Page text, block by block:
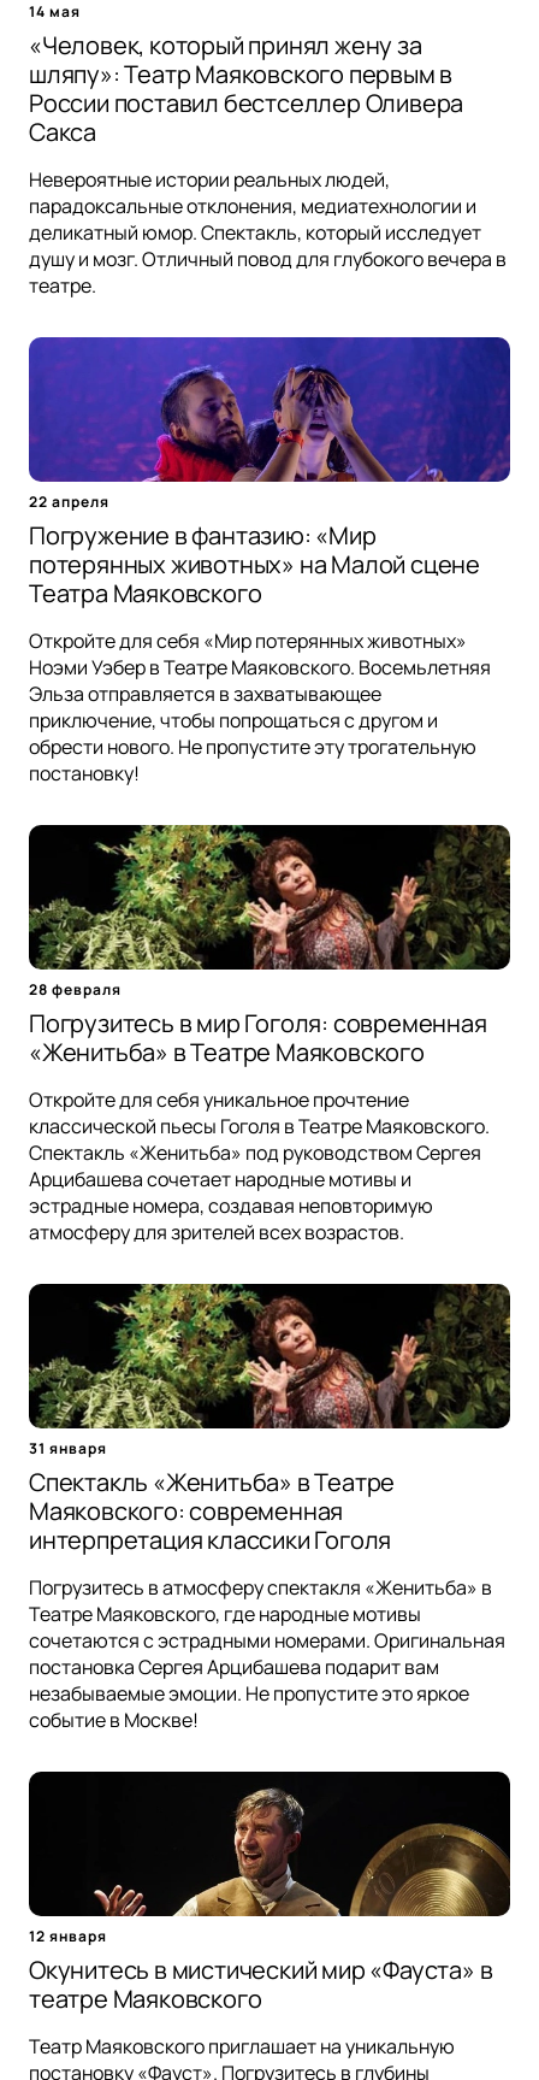
14 мая
«Человек, который принял жену за
шляпу»: Театр Маяковского первым в
России поставил бестселлер Оливера
Сакса
Невероятные истории реальных людей,
парадоксальные отклонения, медиатехнологии и
деликатный юмор. Спектакль, который исследует
душу и мозг. Отличный повод для глубокого вечера в
театре.
22 апреля
Погружение в фантазию: «Мир
потерянных животных» на Малой сцене
Театра Маяковского
Откройте для себя «Мир потерянных животных»
Ноэми Уэбер в Театре Маяковского. Восемьлетняя
Эльза отправляется в захватывающее
приключение, чтобы попрощаться с другом и
обрести нового. Не пропустите эту трогательную
постановку!
28 февраля
Погрузитесь в мир Гоголя: современная
«Женитьба» в Театре Маяковского
Откройте для себя уникальное прочтение
классической пьесы Гоголя в Театре Маяковского.
Спектакль «Женитьба» под руководством Сергея
Арцибашева сочетает народные мотивы и
эстрадные номера, создавая неповторимую
атмосферу для зрителей всех возрастов.
31 января
Спектакль «Женитьба» в Театре
Маяковского: современная
интерпретация классики Гоголя
Погрузитесь в атмосферу спектакля «Женитьба» в
Театре Маяковского, где народные мотивы
сочетаются с эстрадными номерами. Оригинальная
постановка Сергея Арцибашева подарит вам
незабываемые эмоции. Не пропустите это яркое
событие в Москве!
12 января
Окунитесь в мистический мир «Фауста» в
театре Маяковского
Театр Маяковского приглашает на уникальную
постановку «Фауст». Погрузитесь в глубины